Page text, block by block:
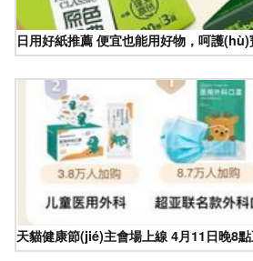
日用好紙推薦 便宜也能用好物，呵護
天貓健康節(jié)主會場上線 4月11日晚8